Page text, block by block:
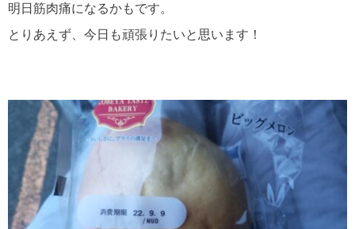
明日筋肉痛になるかもです。⁡
⁡とりあえず、今日も頑張りたいと思います！⁡